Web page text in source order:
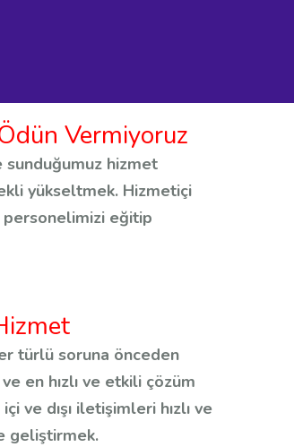
Vermiyoruz
hizmet
yükseltmek. Hizmetiçi
eğitip
türlü soruna önceden
ve en hızlı ve etkili çözüm
ve dışı iletişimleri hızlı ve
geliştirmek.